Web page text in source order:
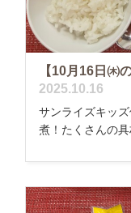
【10月16日㈭
2025.10.16
サンライズキッ
煮！たくさんの